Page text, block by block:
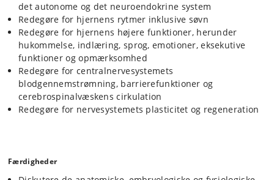
det autonome og det neuroendokrine system
Redegøre for hjernens rytmer inklusive søvn
Redegøre for hjernens højere funktioner, herunder
hukommelse, indlæring, sprog, emotioner, eksekutive
funktioner og opmærksomhed
Redegøre for centralnervesystemets
blodgennemstrømning, barrierefunktioner og
cerebrospinalvæskens cirkulation
Redegøre for nervesystemets plasticitet og regeneration
Færdigheder